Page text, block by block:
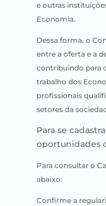
e outras
Economia.
Dessa forma, o
entre a oferta e a
contribuindo para
trabalho dos
profissionais
setores da
Para se
oportunidades
Para consultar o
abaixo:
Confirme a